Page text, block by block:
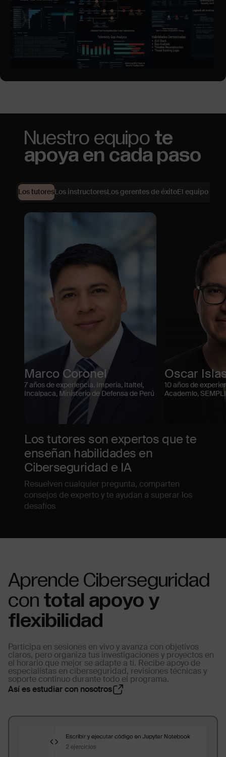
Nuestro equipo te
apoya en cada paso
Los tutoresLos instructoresLos gerentes de éxitoEl equipo de
Los tutores son expertos que te
enseñan habilidades en
Ciberseguridad e IA
Resuelven cualquier pregunta, comparten
consejos de experto y te ayudan a superar los
desafíos
Marco Coronel
7 años de experiencia. Imperia, Italtel,
Incalpaca, Ministerio de Defensa de Perú
Oscar
10 años de
Academlo,
Aprende Ciberseguridad
con total apoyo y
flexibilidad
Así es estudiar con nosotros
Participa en sesiones en vivo y avanza con objetivos
claros, pero organiza tus investigaciones y proyectos en
el horario que mejor se adapte a ti. Recibe apoyo de
especialistas en ciberseguridad, revisiones técnicas y
soporte continuo durante todo el programa.